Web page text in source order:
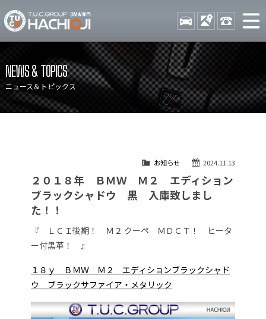
TUCグループ BMW専門 八
STOCK ACCESS 042-
在庫リスト
目玉車両一覧
店舗紹介
保証＆サービス
アクセスマップ
自動車保険
TUCとは？
リクルート
納車blog
会社概要
NEWS & TOPICS
ニュース＆トピックス
2024.11.13
お知らせ
２０１８年 ＢＭＷ Ｍ２ エディション
ブラックシャドウ 黒 入庫致しまし
た！！
『 ＬＣＩ後期！ Ｍ２ クーペ ＭＤＣＴ！ ヒータ
ー付黒革！ 』
１８ｙ ＢＭＷ Ｍ２ エディションブラックシャド
ウ ブラックサファイア・メタリック